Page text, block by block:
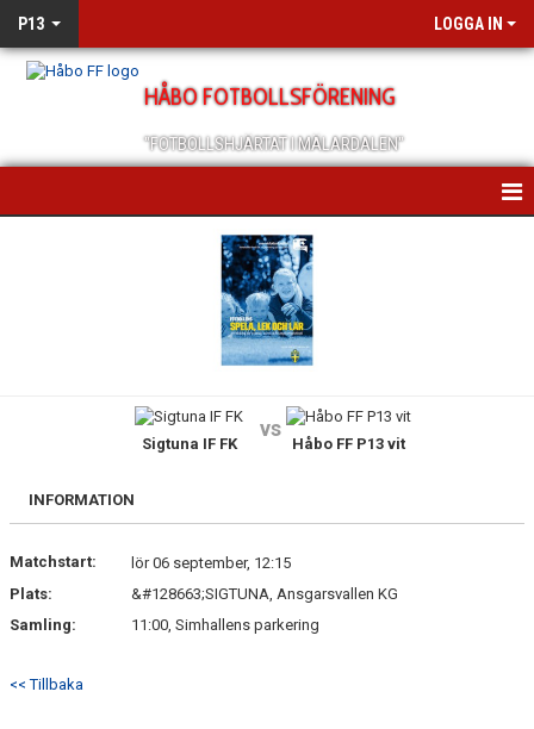
P13 LOGGA IN
HÅBO FOTBOLLSFÖRENING
"FOTBOLLSHJÄRTAT I MÄLARDALEN"
BILDGALLERI
KONTAKT
Sigtuna IF FK
vs
Håbo FF P13 vit
INFORMATION
Matchstart:
lör 06 september, 12:15
Plats:
&#128663;SIGTUNA, Ansgarsvallen KG
Samling:
11:00, Simhallens parkering
<< Tillbaka